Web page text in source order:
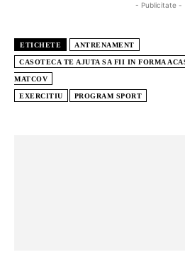
- Publicitate -
ETICHETE ANTRENAMENT
CASOTECA TE AJUTA SA FII IN FORMA
MATCOV
EXERCITIU PROGRAM SPORT